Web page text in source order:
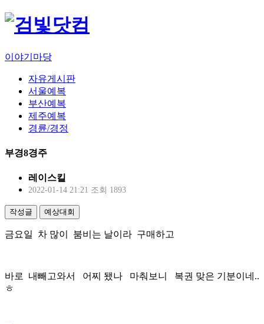
이야기마당
자유게시판
서울예복
부산예복
제주예복
경륜/경정
부경8경주
레이스킬
2022-01-14 21:21 조회 1893
작성글 예상대회
금요일 차 많이 붐비는 날이라 구매하고
바로 내빼고와서 어찌 됐나 마춰보니 복권 맞은 기분이네..
ㅎ